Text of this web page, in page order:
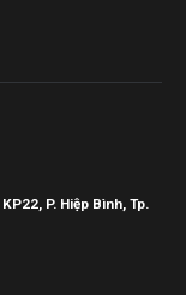
P. Hiệp Bình, Tp.